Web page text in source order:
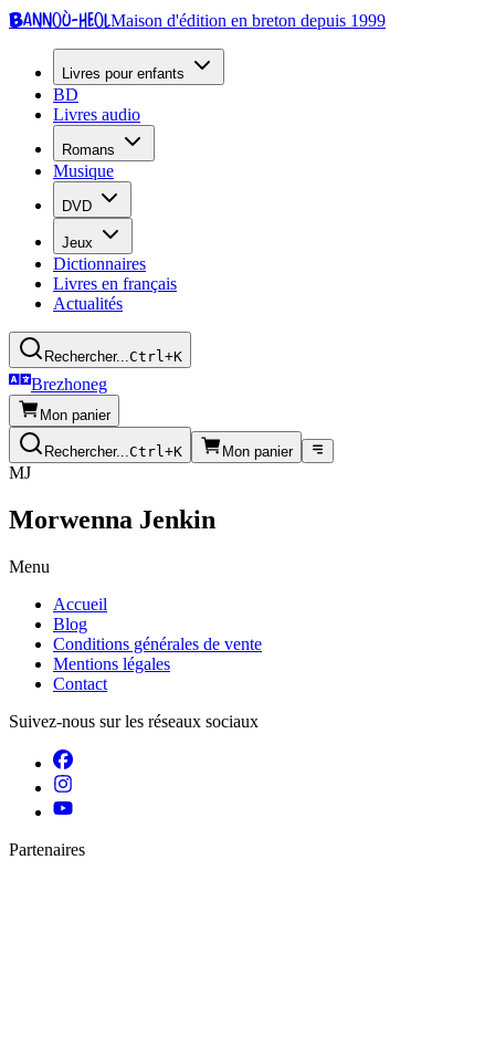
Bannoù-heolMaison d'édition en breton depuis 1999
Livres pour enfants
BD
Livres audio
Romans
Musique
DVD
Jeux
Dictionnaires
Livres en français
Actualités
Rechercher...Ctrl+K
Brezhoneg
Mon panier
Rechercher...Ctrl+K Mon panier
MJ
Morwenna Jenkin
Menu
Accueil
Blog
Conditions générales de vente
Mentions légales
Contact
Suivez-nous sur les réseaux sociaux
Partenaires